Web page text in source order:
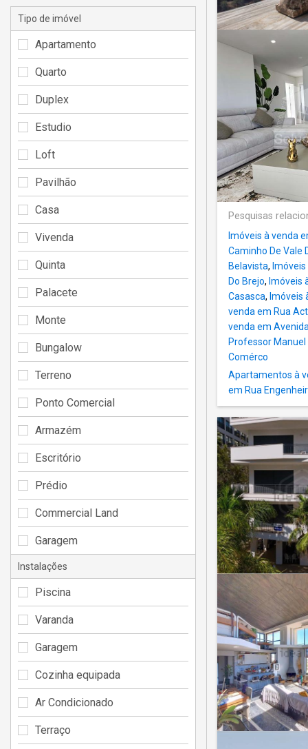
Pesquisas
Imóveis à venda
Caminho De Vale
Belavista,
Do Brejo, Imóveis
Casasca, Imóveis
venda em Rua
venda em
Professor Manuel
Comérco
Apartamentos à
em Rua
Tipo de imóvel
Apartamento
Quarto
Duplex
Estudio
Loft
Pavilhão
Casa
Vivenda
Quinta
Palacete
Monte
Bungalow
Terreno
Ponto Comercial
Armazém
Escritório
Prédio
Commercial Land
Garagem
Instalações
Piscina
Varanda
Garagem
Cozinha equipada
Ar Condicionado
Terraço